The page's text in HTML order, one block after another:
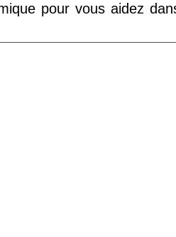
pour vous aidez